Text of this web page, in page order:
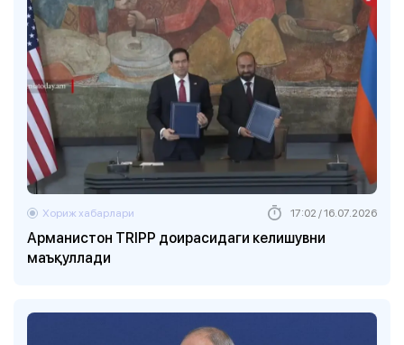
Арманистон TRIPP доирасидаги келишувни
маъқуллади
Хориж хабарлари 17:02 / 16.07.2026